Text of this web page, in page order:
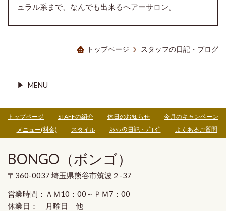
ュラル系まで、なんでも出来るヘアーサロン。
トップページ スタッフの日記・ブログ
MENU
トップページ STAFFの紹介 休日のお知らせ
今月のキャンペーン
メニュー(料金)
スタイル ｽﾀｯﾌの日記・ﾌﾞﾛｸﾞ よくあるご質問
BONGO（ボンゴ）
〒360-0037 埼玉県熊谷市筑波２-37
営業時間：ＡＭ10：00～ＰＭ7：00
休業日： 月曜日 他